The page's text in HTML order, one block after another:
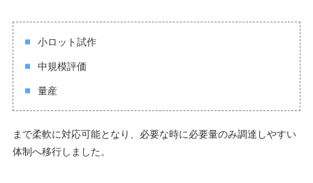
小ロット試作
中規模評価
量産
まで柔軟に対応可能となり、必要な時に必要量のみ調達しやすい
体制へ移行しました。